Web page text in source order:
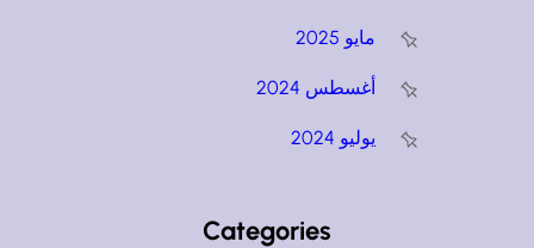
مايو 2025
أغسطس 2024
يوليو 2024
Categories